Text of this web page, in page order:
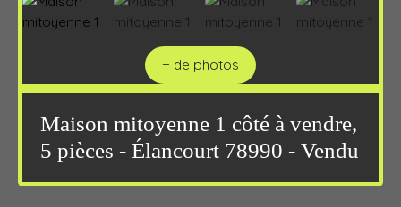
+ de photos
Maison mitoyenne 1 côté à vendre,
5 pièces - Élancourt 78990 - Vendu